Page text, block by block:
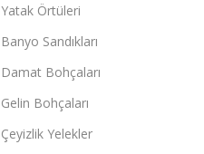
Yatak Örtüleri
Banyo Sandıkları
Damat Bohçaları
Gelin Bohçaları
Çeyizlik Yelekler